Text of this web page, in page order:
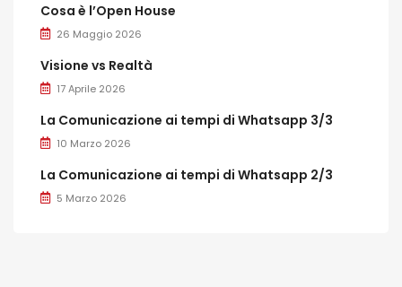
Cosa è l’Open House
26 Maggio 2026
Visione vs Realtà
17 Aprile 2026
La Comunicazione ai tempi di Whatsapp 3/3
10 Marzo 2026
La Comunicazione ai tempi di Whatsapp 2/3
5 Marzo 2026